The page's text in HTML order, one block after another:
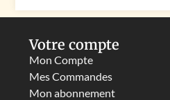
Votre compte
Mon Compte
Mes Commandes
Mon abonnement